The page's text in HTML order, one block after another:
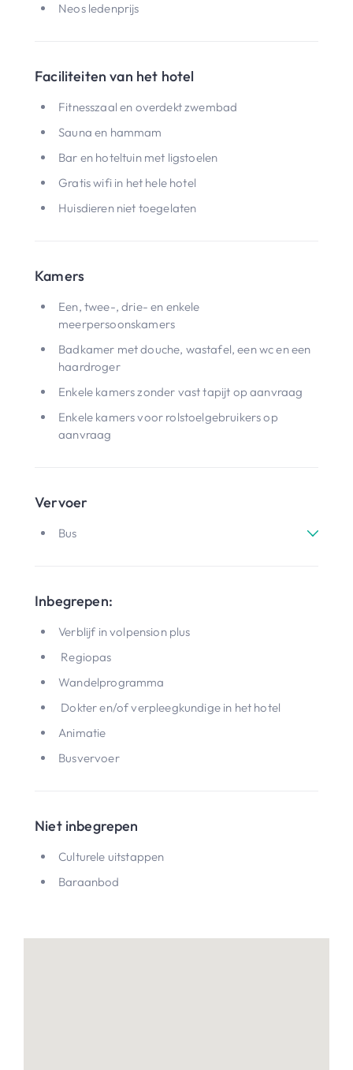
Neos ledenprijs
Faciliteiten van het hotel
Fitnesszaal en overdekt zwembad
Sauna en hammam
Bar en hoteltuin met ligstoelen
Gratis wifi in het hele hotel
Huisdieren niet toegelaten
Kamers
Een, twee-, drie- en enkele
meerpersoonskamers
Badkamer met douche, wastafel, een wc en een
haardroger
Enkele kamers zonder vast tapijt op aanvraag
Enkele kamers voor rolstoelgebruikers op
aanvraag
Vervoer
Bus
Inbegrepen:
Verblijf in volpension plus
Regiopas
Wandelprogramma
Dokter en/of verpleegkundige in het hotel
Animatie
Busvervoer
Niet inbegrepen
Culturele uitstappen
Baraanbod